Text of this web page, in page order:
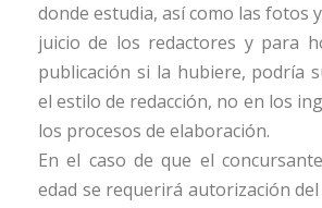
donde estudia, así como las fotos
juicio de los redactores y para
publicación si la hubiere, podría
el estilo de redacción, no en los
los procesos de elaboración.
En el caso de que el
edad se requerirá autorización